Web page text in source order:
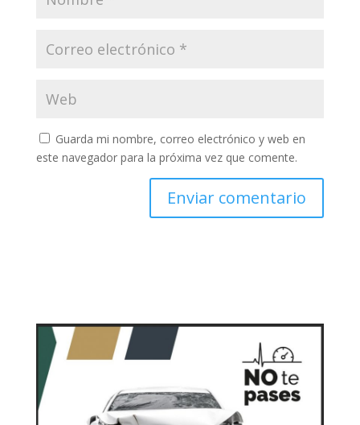
Guarda mi nombre, correo electrónico y web en
este navegador para la próxima vez que comente.